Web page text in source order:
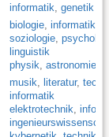
informatik, genetik
biologie, informatik
soziologie,
linguistik
physik, astronomie
musik, literatur,
informatik
elektrotechnik,